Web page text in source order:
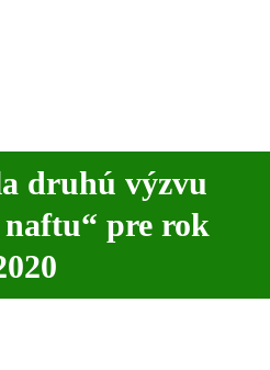
druhú výzvu
pre rok
are here: